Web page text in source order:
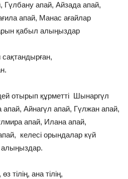
апай, Айзада апай,
апай, Манас ағайлар
қабыл алыңыздар
отырып құрметті Шынаргүл
Айнагүл апай, Гүлжан апай,
апай, Илана апай,
келесі орындалар күй
алыңыздар.
тілің, ана тілің,